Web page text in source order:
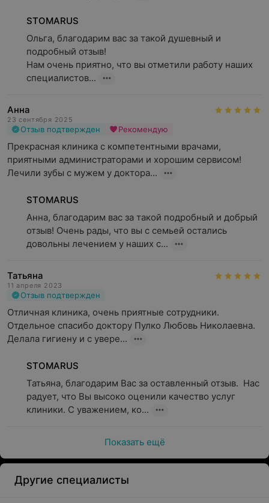
STOMARUS
Ольга, благодарим вас за такой душевный и
подробный отзыв!
Нам очень приятно, что вы отметили работу наших
специалистов...
Анна
23 сентября 2025
Отзыв подтвержден Рекомендую
Прекрасная клиника с компетентными врачами,
приятными администраторами и хорошим сервисом!
Лечили зубы с мужем у доктора...
STOMARUS
Анна, благодарим вас за такой подробный и добрый
отзыв! Очень рады, что вы с семьей остались
довольны лечением у наших с...
Татьяна
11 апреля 2023
Отзыв подтвержден
Отличная клиника, очень приятные сотрудники.
Отдельное спасибо доктору Пулко Любовь Николаевна.
Делала гигиену и с увере...
STOMARUS
Татьяна, благодарим Вас за оставленный отзыв.  Нас
радует, что Вы высоко оценили качество услуг
клиники. С уважением, ко...
Показать ещё
Другие специалисты